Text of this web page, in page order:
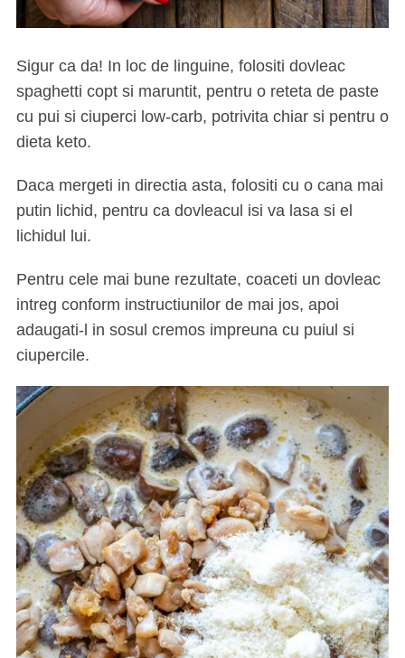
Sigur ca da! In loc de linguine, folositi dovleac
spaghetti copt si maruntit, pentru o reteta de paste
cu pui si ciuperci low-carb, potrivita chiar si pentru o
dieta keto.
Daca mergeti in directia asta, folositi cu o cana mai
putin lichid, pentru ca dovleacul isi va lasa si el
lichidul lui.
Pentru cele mai bune rezultate, coaceti un dovleac
intreg conform instructiunilor de mai jos, apoi
adaugati-l in sosul cremos impreuna cu puiul si
ciupercile.